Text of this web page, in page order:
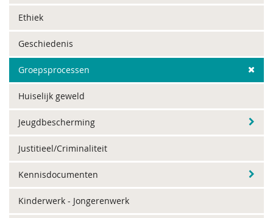
Ethiek
Geschiedenis
Groepsprocessen
Huiselijk geweld
Jeugdbescherming
Justitieel/Criminaliteit
Kennisdocumenten
Kinderwerk - Jongerenwerk